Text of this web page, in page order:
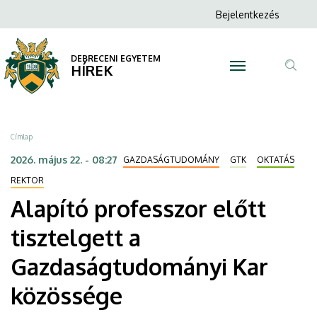
professzor
előtt
tisztelgett
a
Gazdaságtudományi
Kar
közössége
DEBRECENI
EGYETEM
a
tartalomra
Anonim
menüje
Bejelentkezés
DEBRECENI EGYETEM
HÍREK
Morzsa
Címlap
2026. május 22. - 08:27 GAZDASÁGTUDOMÁNY GTK
OKTATÁS
REKTOR
Alapító professzor előtt
tisztelgett a
Gazdaságtudományi Kar
közössége